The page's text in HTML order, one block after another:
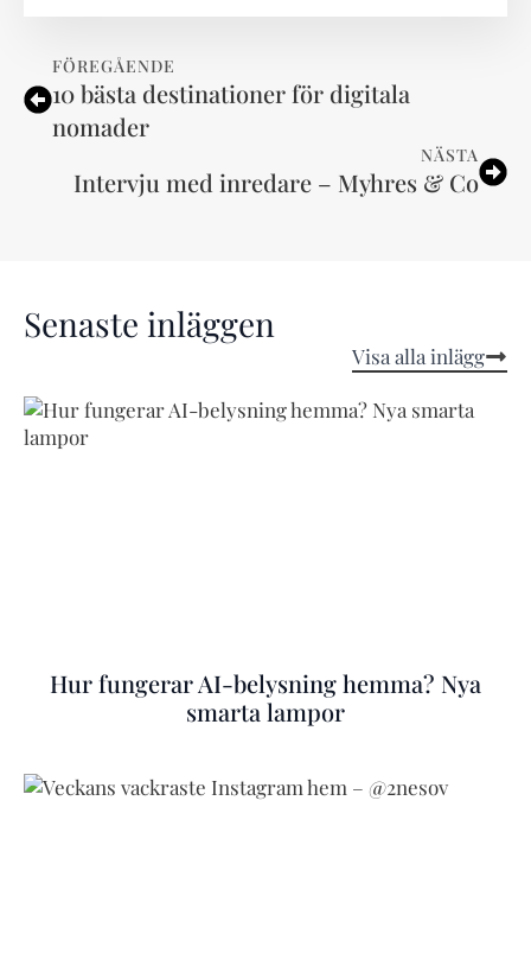
FÖREGÅENDE
10 bästa destinationer för digitala
nomader
NÄSTA
Intervju med inredare – Myhres & Co
Senaste inläggen
Visa alla inlägg
Hur fungerar AI-belysning hemma? Nya
smarta lampor